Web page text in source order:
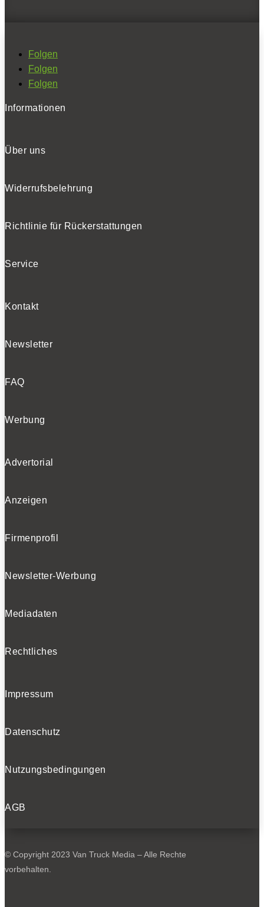
Folgen
Folgen
Folgen
Informationen
Über uns
Widerrufsbelehrung
Richtlinie für Rückerstattungen
Service
Kontakt
Newsletter
FAQ
Werbung
Advertorial
Anzeigen
Firmenprofil
Newsletter-Werbung
Mediadaten
Rechtliches
Impressum
Datenschutz
Nutzungsbedingungen
AGB
© Copyright 2023 Van Truck Media – Alle Rechte
vorbehalten.